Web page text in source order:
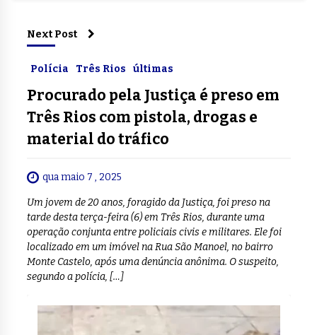
Next Post
Polícia Três Rios últimas
Procurado pela Justiça é preso em
Três Rios com pistola, drogas e
material do tráfico
qua maio 7 , 2025
Um jovem de 20 anos, foragido da Justiça, foi preso na
tarde desta terça-feira (6) em Três Rios, durante uma
operação conjunta entre policiais civis e militares. Ele foi
localizado em um imóvel na Rua São Manoel, no bairro
Monte Castelo, após uma denúncia anônima. O suspeito,
segundo a polícia, […]